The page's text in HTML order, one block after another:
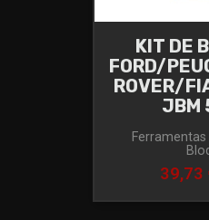
KIT DE
FORD/
ROVER/
JBM